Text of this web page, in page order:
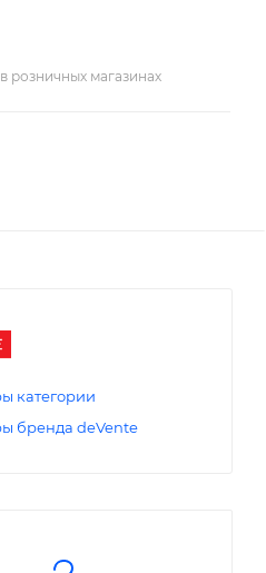
розничных магазинах
категории
бренда deVente